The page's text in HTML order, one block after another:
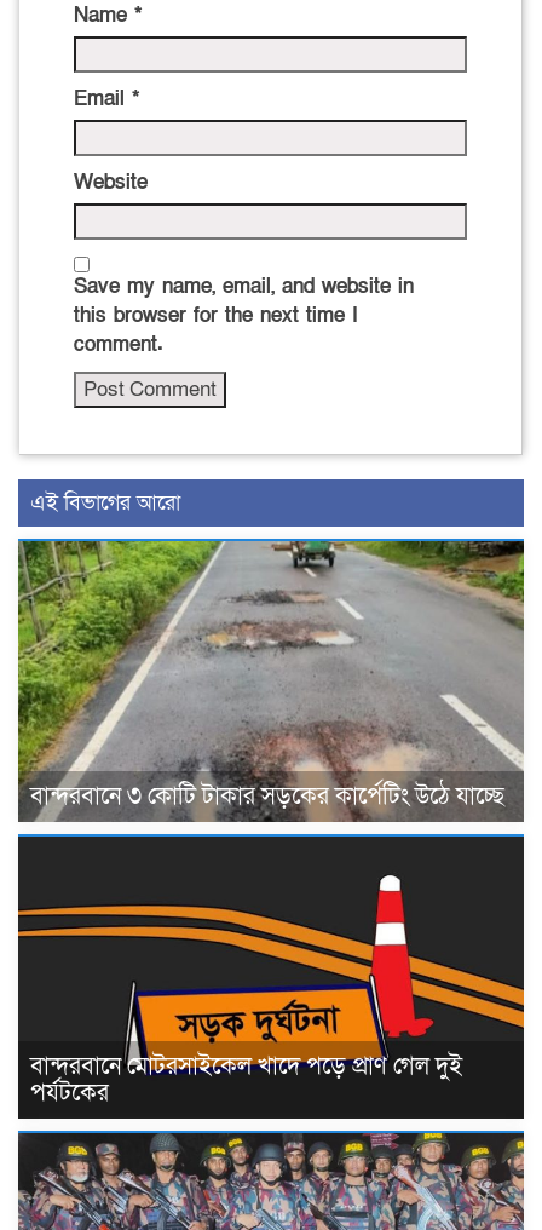
Name *
Email *
Website
Save my name, email, and website in
this browser for the next time I
comment.
এই বিভাগের আরো
বান্দরবানে ৩ কোটি টাকার সড়কের কার্পেটিং উঠে যাচ্ছে
বান্দরবানে মোটরসাইকেল খাদে পড়ে প্রাণ গেল দুই
পর্যটকের